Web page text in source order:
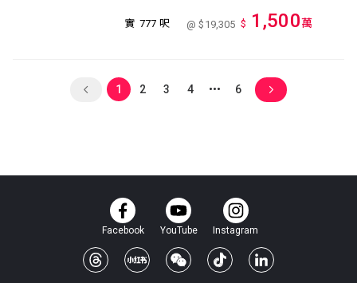
實 777 呎 @ $19,305 $ 1,500萬
1 2 3 4 6
Facebook YouTube Instagram